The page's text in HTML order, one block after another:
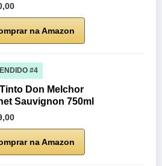
na Amazon
#4
Don Melchor
Sauvignon 750ml
na Amazon